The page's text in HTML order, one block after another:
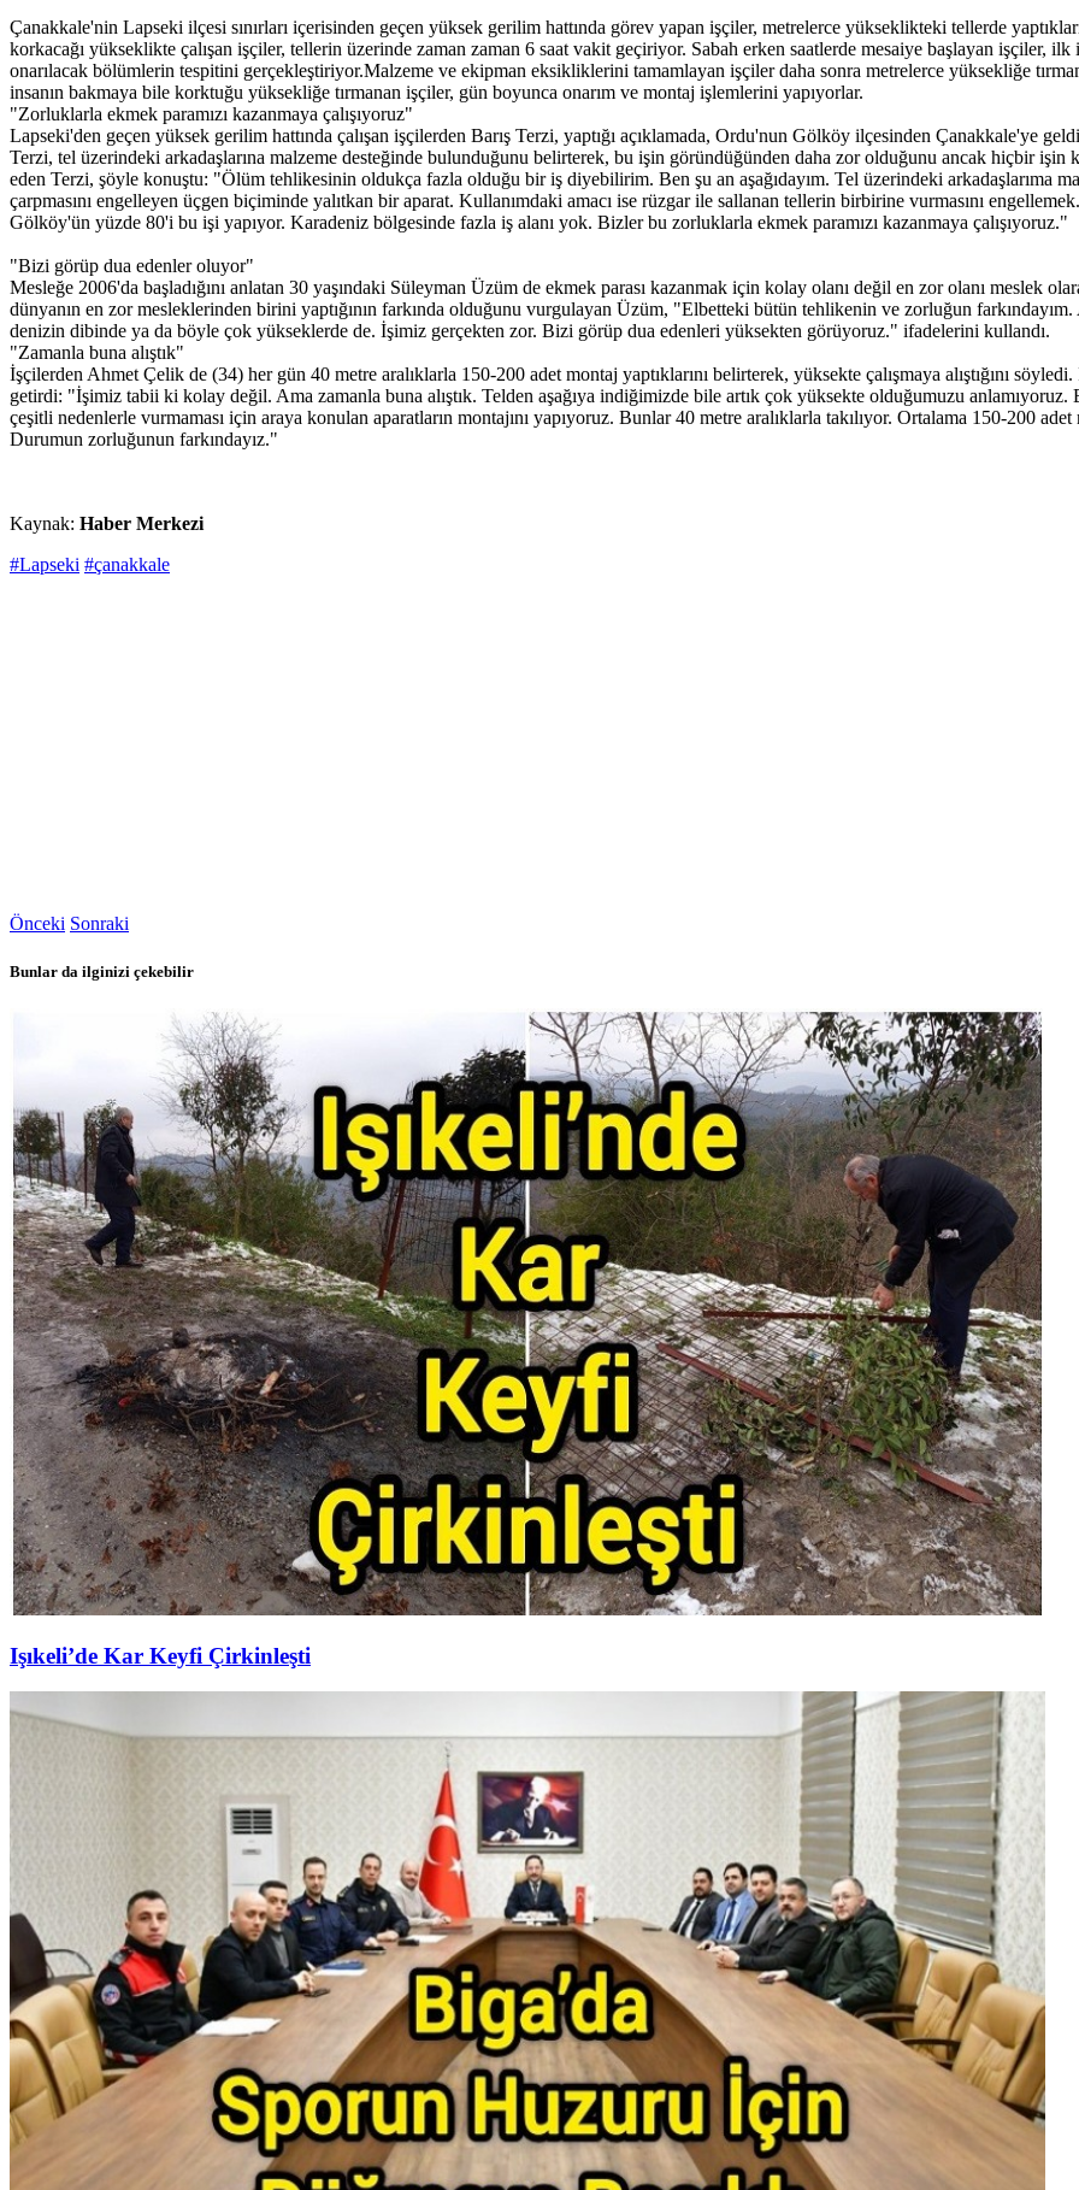
Çanakkale'nin Lapseki ilçesi sınırları içerisinden geçen yüksek gerilim hattında görev yapan işçiler, metrelerce yükseklikteki tellerde
korkacağı yükseklikte çalışan işçiler, tellerin üzerinde zaman zaman 6 saat vakit geçiriyor. Sabah erken saatlerde mesaiye başlayan işçiler, ilk
onarılacak bölümlerin tespitini gerçekleştiriyor.Malzeme ve ekipman eksikliklerini tamamlayan işçiler daha sonra metrelerce yüksekliğe
insanın bakmaya bile korktuğu yüksekliğe tırmanan işçiler, gün boyunca onarım ve montaj işlemlerini yapıyorlar.
"Zorluklarla ekmek paramızı kazanmaya çalışıyoruz"
Lapseki'den geçen yüksek gerilim hattında çalışan işçilerden Barış Terzi, yaptığı açıklamada, Ordu'nun Gölköy ilçesinden Çanakkale'ye
Terzi, tel üzerindeki arkadaşlarına malzeme desteğinde bulunduğunu belirterek, bu işin göründüğünden daha zor olduğunu ancak hiçbir işin
eden Terzi, şöyle konuştu: "Ölüm tehlikesinin oldukça fazla olduğu bir iş diyebilirim. Ben şu an aşağıdayım. Tel üzerindeki arkadaşlarıma
çarpmasını engelleyen üçgen biçiminde yalıtkan bir aparat. Kullanımdaki amacı ise rüzgar ile sallanan tellerin birbirine vurmasını
Gölköy'ün yüzde 80'i bu işi yapıyor. Karadeniz bölgesinde fazla iş alanı yok. Bizler bu zorluklarla ekmek paramızı kazanmaya çalışıyoruz."
"Bizi görüp dua edenler oluyor"
Mesleğe 2006'da başladığını anlatan 30 yaşındaki Süleyman Üzüm de ekmek parası kazanmak için kolay olanı değil en zor olanı meslek
dünyanın en zor mesleklerinden birini yaptığının farkında olduğunu vurgulayan Üzüm, "Elbetteki bütün tehlikenin ve zorluğun
denizin dibinde ya da böyle çok yükseklerde de. İşimiz gerçekten zor. Bizi görüp dua edenleri yüksekten görüyoruz." ifadelerini kullandı.
"Zamanla buna alıştık"
İşçilerden Ahmet Çelik de (34) her gün 40 metre aralıklarla 150-200 adet montaj yaptıklarını belirterek, yüksekte çalışmaya alıştığını
getirdi: "İşimiz tabii ki kolay değil. Ama zamanla buna alıştık. Telden aşağıya indiğimizde bile artık çok yüksekte olduğumuzu
çeşitli nedenlerle vurmaması için araya konulan aparatların montajını yapıyoruz. Bunlar 40 metre aralıklarla takılıyor. Ortalama 150-200
Durumun zorluğunun farkındayız."
Kaynak: Haber Merkezi
#Lapseki #çanakkale
Önceki Sonraki
Bunlar da ilginizi çekebilir
Işıkeli’de Kar Keyfi Çirkinleşti